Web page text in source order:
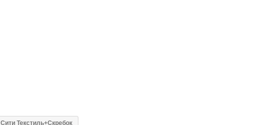
Сити Текстиль+Скребок